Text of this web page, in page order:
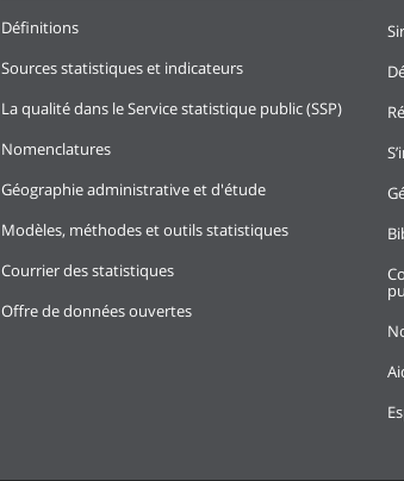
Définitions
Sources statistiques et indicateurs
La qualité dans le Service statistique public (SSP)
Nomenclatures
Géographie administrative et d'étude
Modèles, méthodes et outils statistiques
Courrier des statistiques
Offre de données ouvertes